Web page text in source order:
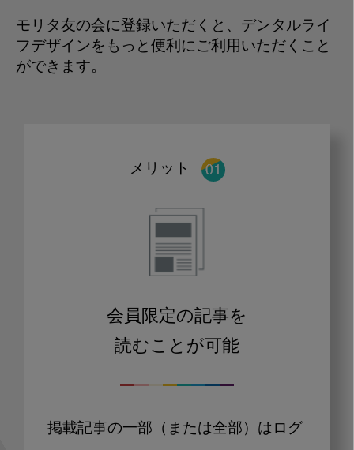
モリタ友の会に登録いただくと、デンタルライ
フデザインをもっと便利にご利用いただくこと
ができます。
メリット
会員限定の記事を
読むことが可能
掲載記事の一部（または全部）はログ